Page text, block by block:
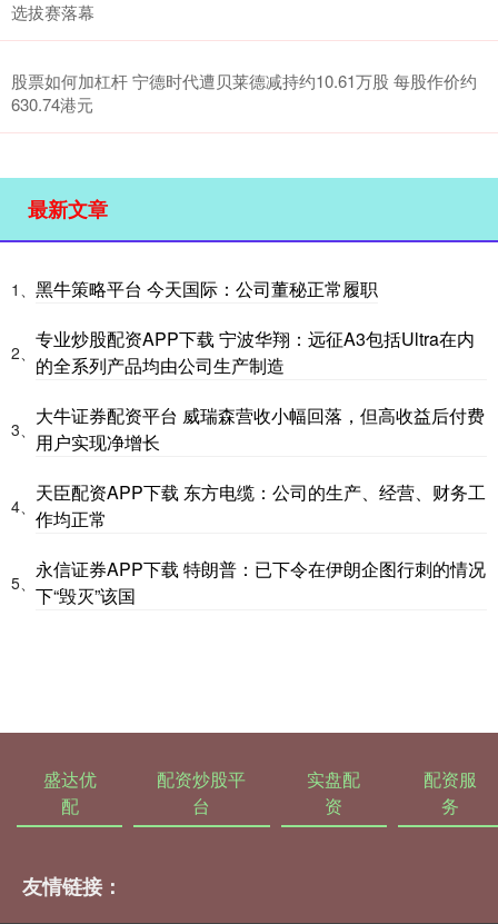
选拔赛落幕
股票如何加杠杆 宁德时代遭贝莱德减持约10.61万股 每股作价约
630.74港元
最新文章
1、 黑牛策略平台 今天国际：公司董秘正常履职
2、
专业炒股配资APP下载 宁波华翔：远征A3包括Ultra在内
的全系列产品均由公司生产制造
3、
大牛证券配资平台 威瑞森营收小幅回落，但高收益后付费
用户实现净增长
4、
天臣配资APP下载 东方电缆：公司的生产、经营、财务工
作均正常
5、
永信证券APP下载 特朗普：已下令在伊朗企图行刺的情况
下“毁灭”该国
盛达优
配
配资炒股平
台
实盘配
资
配资服
务
友情链接：